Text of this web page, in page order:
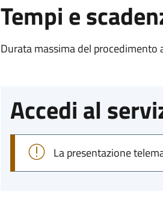
Tempi e
Durata massima del
Accedi al
La presentazione